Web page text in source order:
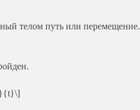
телом путь или перемещение.